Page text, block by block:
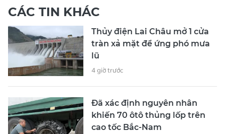
CÁC TIN KHÁC
Thủy điện Lai Châu mở 1 cửa
tràn xả mặt để ứng phó mưa
lũ
4 giờ trước
Đã xác định nguyên nhân
khiến 70 ôtô thủng lốp trên
cao tốc Bắc-Nam